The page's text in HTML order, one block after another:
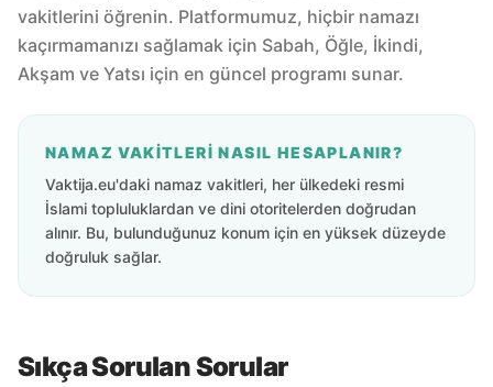
vakitlerini öğrenin. Platformumuz, hiçbir namazı
kaçırmamanızı sağlamak için Sabah, Öğle, İkindi,
Akşam ve Yatsı için en güncel programı sunar.
NAMAZ VAKITLERI NASIL HESAPLANIR?
Vaktija.eu'daki namaz vakitleri, her ülkedeki resmi
İslami topluluklardan ve dini otoritelerden doğrudan
alınır. Bu, bulunduğunuz konum için en yüksek düzeyde
doğruluk sağlar.
Sıkça Sorulan Sorular